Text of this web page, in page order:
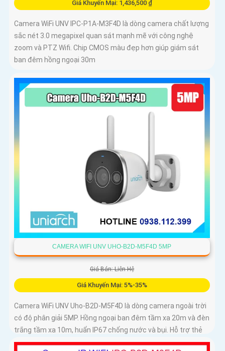
Giá Khuyến Mại: 1,436,500 ₫
Camera WiFi UNV IPC-P1A-M3F4D là dòng camera chất lượng
sắc nét 3.0 megapixel quan sát mạnh mẽ với công nghệ
zoom và PTZ Wifi. Chip CMOS màu đẹp hơn giúp giám sát
ban đêm hồng ngoại 30m
CAMERA WIFI UNV UHO-B2D-M5F4D 5MP
Giá Bán: Liên Hệ
Giá Khuyến Mại: 5%-35%
Camera WiFi UNV Uho-B2D-M5F4D là dòng camera ngoài trời
có độ phân giải 5MP. Hồng ngoại ban đêm tầm xa 20m và đèn
trắng tầm xa 10m, huẩn IP67 chống nước và bụi. Hỗ trợ thẻ
nhớ MicroSD tối đa 128GB